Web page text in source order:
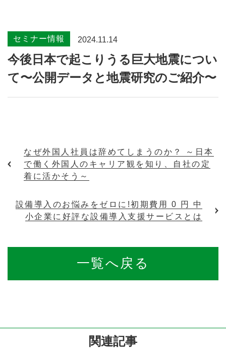
セミナー情報 2024.11.14
今後日本で起こりうる巨大地震につい
て〜公開データと地震研究のご紹介〜
なぜ外国人社員は辞めてしまうのか？ ～日本
で働く外国人のキャリア観を知り、自社の定
着に活かそう～
一覧へ戻る
設備導入のお悩みをゼロに!初期費用 0 円 中
小企業に好評な設備導入支援サービスとは
関連記事